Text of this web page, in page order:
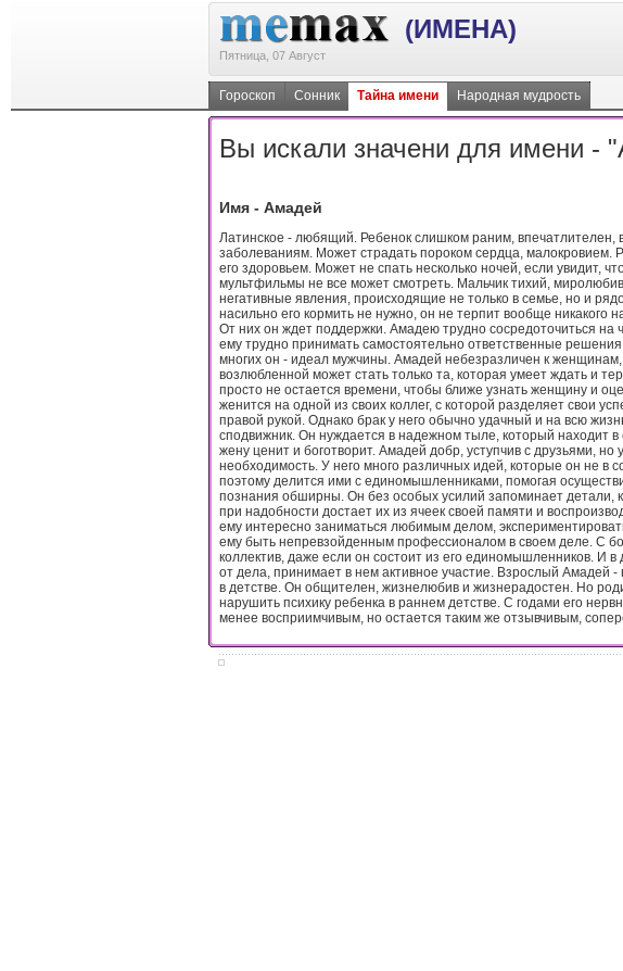
(ИМЕНА)
Пятница, 07 Август
Гороскоп Сонник Тайна имени Народная мудрость
Вы искали значени для имени -
Имя - Амадей
Латинское - любящий. Ребенок слишком раним,
заболеваниям. Может страдать пороком сердца, малокровием.
его здоровьем. Может не спать несколько ночей, если увидит,
мультфильмы не все может смотреть. Мальчик тихий,
негативные явления, происходящие не только в семье, но и
насильно его кормить не нужно, он не терпит вообще никакого
От них он ждет поддержки. Амадею трудно сосредоточиться на
ему трудно принимать самостоятельно ответственные
многих он - идеал мужчины. Амадей небезразличен к женщинам,
возлюбленной может стать только та, которая умеет ждать и
просто не остается времени, чтобы ближе узнать женщину и
женится на одной из своих коллег, с которой разделяет свои
правой рукой. Однако брак у него обычно удачный и на всю
сподвижник. Он нуждается в надежном тыле, который находит
жену ценит и боготворит. Амадей добр, уступчив с друзьями, но
необходимость. У него много различных идей, которые он не в
поэтому делится ими с единомышленниками, помогая
познания обширны. Он без особых усилий запоминает детали,
при надобности достает их из ячеек своей памяти и
ему интересно заниматься любимым делом,
ему быть непревзойденным профессионалом в своем деле. С
коллектив, даже если он состоит из его единомышленников. И
от дела, принимает в нем активное участие. Взрослый Амадей
в детстве. Он общителен, жизнелюбив и жизнерадостен. Но
нарушить психику ребенка в раннем детстве. С годами его
менее восприимчивым, но остается таким же отзывчивым,